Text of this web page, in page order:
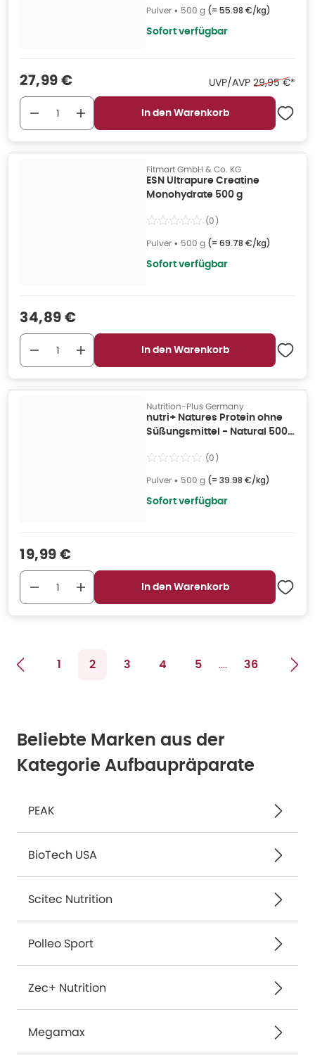
Pulver • 500 g (= 55.98 €/kg)
Sofort verfügbar
Verkaufspreis
27,99 € UVP/AVP Ehemaliger
29,95 €*
In den Warenkorb
Fitmart GmbH & Co. KG
ESN Ultrapure Creatine
Monohydrate 500 g
(0)
Pulver • 500 g (= 69.78 €/kg)
Sofort verfügbar
Verkaufspreis
34,89 €
In den Warenkorb
Nutrition-Plus Germany
nutri+ Natures Protein ohne
Süßungsmittel - Natural 500
(0)
Pulver • 500 g (= 39.98 €/kg)
Sofort verfügbar
Verkaufspreis
19,99 €
In den Warenkorb
1 2 3 4 5 .... 36
Beliebte Marken aus der
Kategorie Aufbaupräparate
PEAK
BioTech USA
Scitec Nutrition
Polleo Sport
Zec+ Nutrition
Megamax